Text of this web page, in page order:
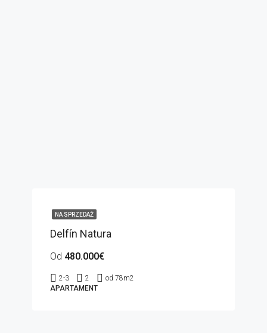
NA SPRZEDAŻ
Delfín Natura
Od 480.000€
2-3 2 od 78m2
APARTAMENT